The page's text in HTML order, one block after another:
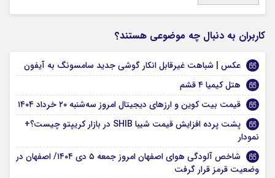
کاربران به دنبال چه موضوعی هستند؟
عکس | شباهت غیرقابل انکار گوشی جدید سامسونگ به آیفون
هتل کیمیا ۴ قشم
قیمت بیت کوین و ارز‌های دیجیتال امروز سه‌شنبه ۲۰ خرداد ۱۴۰۴
پشت پرده افزایش قیمت شیبا SHIB در بازار کریپتو چیست؟+
نمودار
شاخص آلودگی هوای اصفهان امروز جمعه ۵ دی ۱۴۰۴/ اصفهان در
وضعیت قرمز قرار گرفت